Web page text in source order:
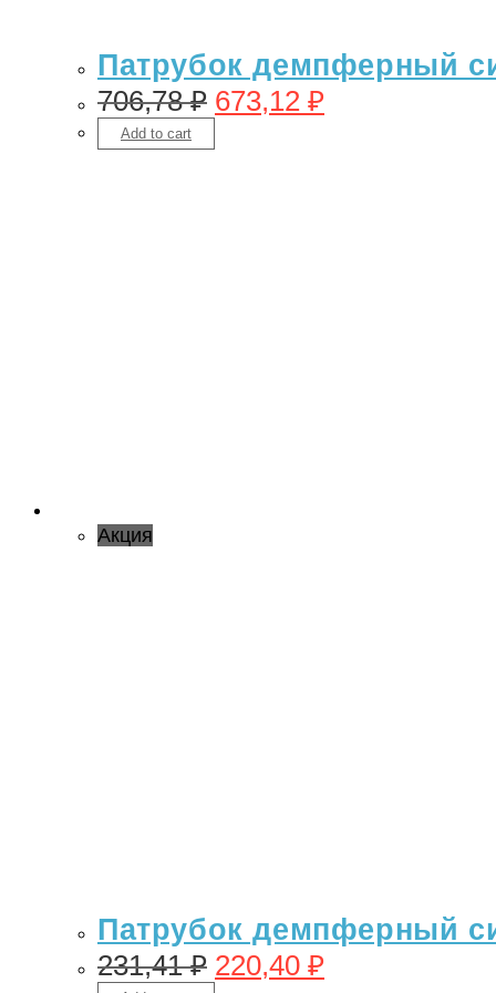
Патрубок демпферный
706,78₽ 673,12 ₽
Add to cart
Акция
Патрубок демпферный
231,41₽ 220,40 ₽